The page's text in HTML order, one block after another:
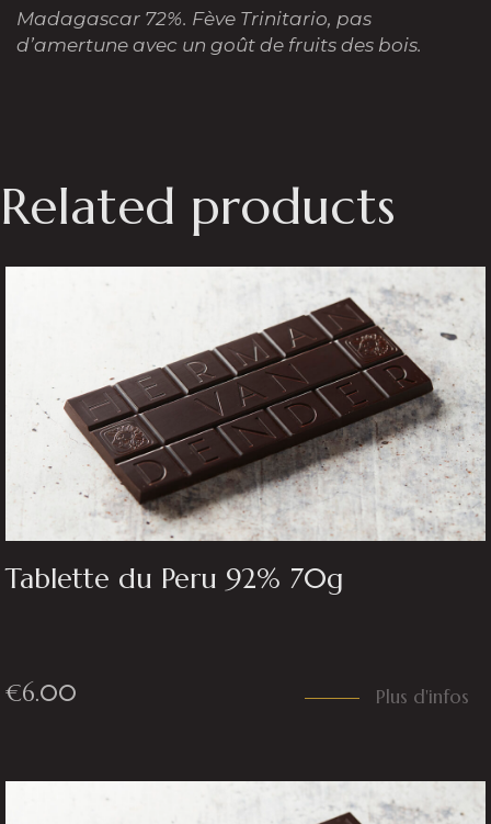
Madagascar 72%. Fève Trinitario, pas
d’amertune avec un goût de fruits des bois.
Related products
Tablette du Peru 92% 70g
€6.00 Plus d'infos